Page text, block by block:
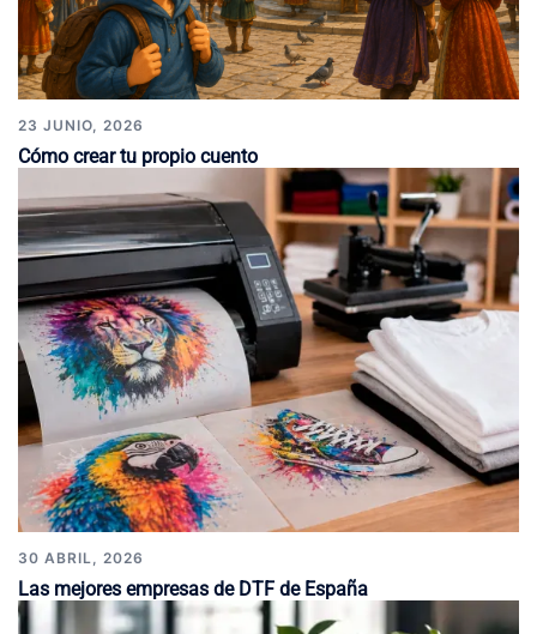
23 JUNIO, 2026
Cómo crear tu propio cuento
30 ABRIL, 2026
Las mejores empresas de DTF de España